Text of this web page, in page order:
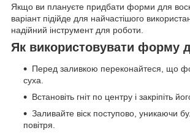
Якщо ви плануєте придбати форми для
варіант підійде для найчастішого
надійний інструмент для роботи.
Як використовувати форму
Перед заливкою переконайтеся, що
суха.
Встановіть гніт по центру і закріпіть
Заливайте віск поступово, уникаючи
повітря.